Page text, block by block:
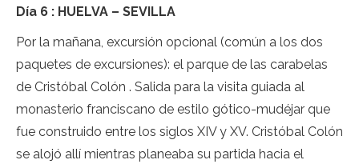
Día 6 : HUELVA – SEVILLA
Por la mañana, excursión opcional (común a los dos
paquetes de excursiones): el parque de las carabelas
de Cristóbal Colón . Salida para la visita guiada al
monasterio franciscano de estilo gótico-mudéjar que
fue construido entre los siglos XIV y XV. Cristóbal Colón
se alojó allí mientras planeaba su partida hacia el